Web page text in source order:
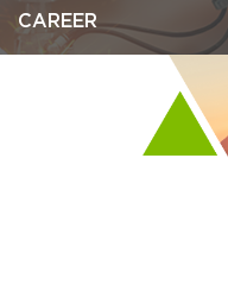
CAREER